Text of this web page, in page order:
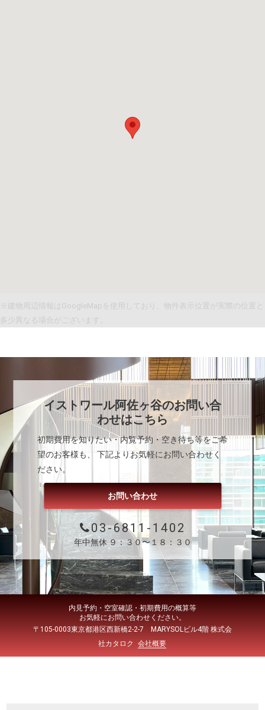
※建物周辺情報はGoogleMapを使用しており、物件表示位置が実際の位置と
多少異なる場合がございます。
イストワール阿佐ヶ谷のお問い合
わせはこちら
初期費用を知りたい・内覧予約・空き待ち等をご希
望のお客様も、 下記よりお気軽にお問い合わせく
ださい。
お問い合わせ
03-6811-1402
年中無休 ９：３０〜１８：３０
内見予約・空室確認・初期費用の概算等
お気軽にお問い合わせください。
〒105-0003東京都港区西新橋2-2-7 MARYSOLビル4階 株式会
社カタロク
会社概要